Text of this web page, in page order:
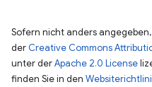
Sofern nicht anders
der Creative Commons
unter derApache 2.0 License
finden Sie in den